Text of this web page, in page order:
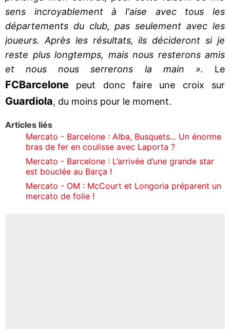
sens incroyablement à l'aise avec tous les
départements du club, pas seulement avec les
joueurs. Après les résultats, ils décideront si je
reste plus longtemps, mais nous resterons amis
et nous nous serrerons la main ». Le
FCBarcelone peut donc faire une croix sur
Guardiola, du moins pour le moment.
Articles liés
Mercato - Barcelone : Alba, Busquets... Un énorme
bras de fer en coulisse avec Laporta ?
Mercato - Barcelone : L’arrivée d’une grande star
est bouclée au Barça !
Mercato - OM : McCourt et Longoria préparent un
mercato de folie !